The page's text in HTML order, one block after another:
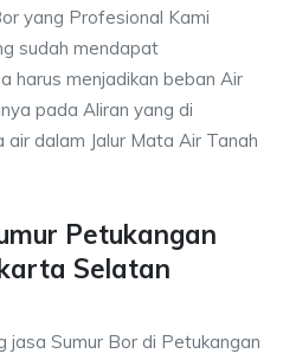
yang Profesional Kami
sudah mendapat
harus menjadikan beban Air
pada Aliran yang di
dalam Jalur Mata Air Tanah
Petukangan
Selatan
jasa Sumur Bor di Petukangan